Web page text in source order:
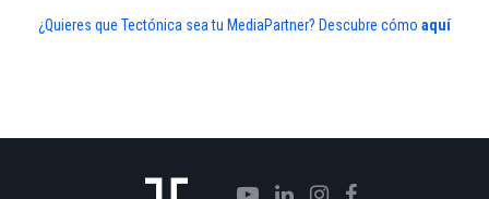
¿Quieres que Tectónica sea tu MediaPartner? Descubre cómo aquí